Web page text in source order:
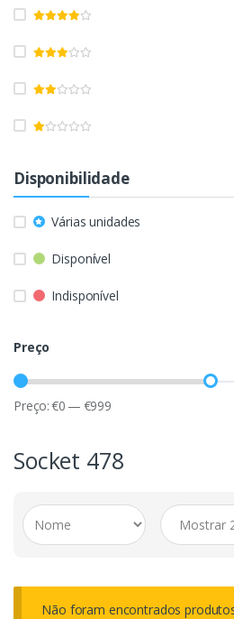
Disponibilidade
Várias unidades
Disponível
Indisponível
Preço
Preço:€0 — €999
Socket 478
Não foram encontrados